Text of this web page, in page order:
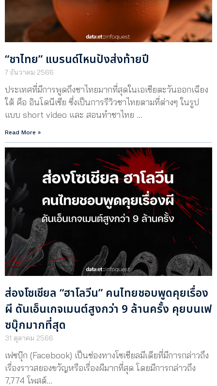
“ชาไทย” แบรนด์ไหนปังส่งท้ายปี
7 ธันวาคม 2566
ประเทศที่มีการพูดถึงชาไทยมากที่สุดในเอเชียตะวันออกเฉียง
ใต้ คือ อินโดนีเซีย ซึ่งเป็นการรีวิวชาไทยตามที่ต่างๆ ในรูป
แบบ short video และ สอนทำชาไทย …
Read More »
ส่องโซเชียล “ฮาโลวีน” คนไทยชอบพูดคุยเรื่อง
ผี ดันเอ็นเกจเมนต์สูงกว่า 9 ล้านครั้ง คุยบนเฟ
ซบุ๊กมากที่สุด
31 ตุลาคม 2566
เฟซบุ๊ก (Facebook) เป็นช่องทางโซเชียลมีเดียที่มีการกล่าวถึง
เรื่องราวสยองขวัญหรือเรื่องผีมากที่สุด โดยมีการกล่าวถึง
7,774 โพสต์…